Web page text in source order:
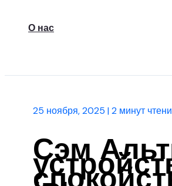
О нас
25 ноября, 2025 |2 минут
Сэм